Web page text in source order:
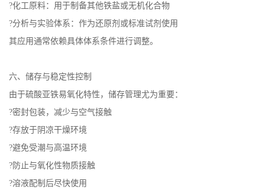
?化工原料：用于制备其他铁盐或无机化合物
?分析与实验体系：作为还原剂或标准试剂使用
其应用通常依赖具体体系条件进行调整。
六、储存与稳定性控制
由于硫酸亚铁易氧化特性，储存管理尤为重要：
?密封包装，减少与空气接触
?存放于阴凉干燥环境
?避免受潮与高温环境
?防止与氧化性物质接触
?溶液配制后尽快使用